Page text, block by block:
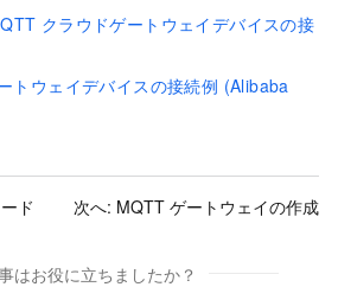
クラウドゲートウェイデバイスの接
トウェイデバイスの接続例 (Alibaba
ド 次へ: MQTT ゲートウェイの作成
はお役に立ちましたか？